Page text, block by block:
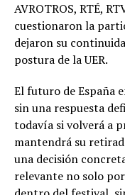
AVROTROS, RTÉ,
cuestionaron la
dejaron su
postura de la UER.
El futuro de España
sin una respuesta
todavía si volverá a
mantendrá su
una decisión
relevante no solo